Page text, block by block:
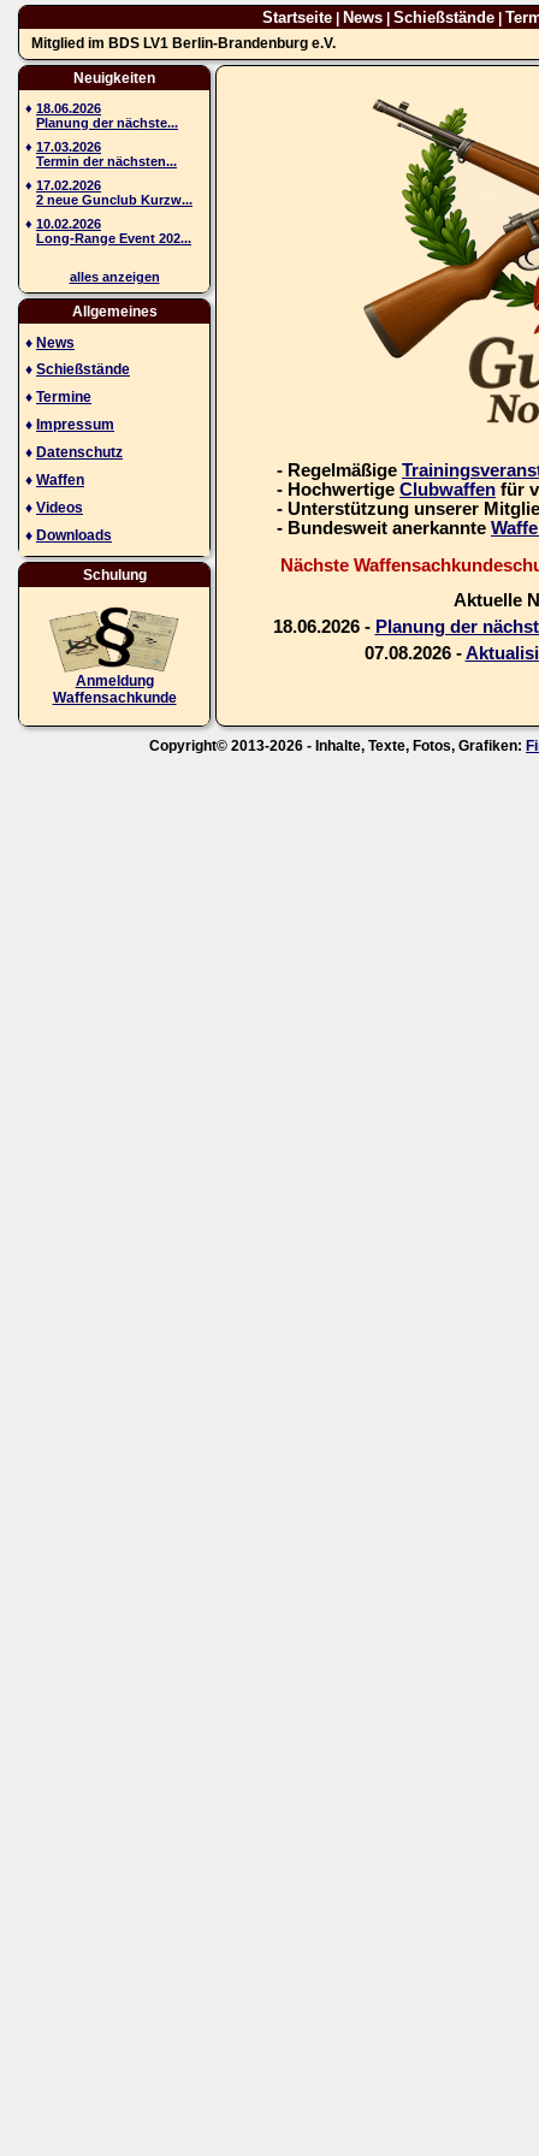
Startseite| News| Schießstände|
Mitglied im BDS LV1 Berlin-Brandenburg e.V.
Neuigkeiten
♦ 18.06.2026
Planung der nächste...
♦ 17.03.2026
Termin der nächsten...
♦ 17.02.2026
2 neue Gunclub Kurzw...
♦ 10.02.2026
Long-Range Event 202...
alles anzeigen
Allgemeines
♦ News
♦ Schießstände
♦ Termine
♦ Impressum
♦ Datenschutz
♦ Waffen
♦ Videos
♦ Downloads
Schulung
Anmeldung
Waffensachkunde
- Regelmäßige
- Hochwertige Clubwaffen für
- Unterstützung unserer
- Bundesweit anerkannte
Nächste
Aktuelle
18.06.2026 - Planung der
07.08.2026 -
Copyright© 2013-2026 - Inhalte, Texte, Fotos, Grafiken: